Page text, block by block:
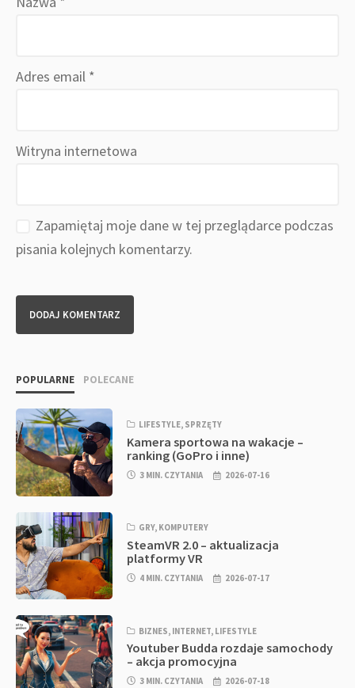
Adres email *
Witryna internetowa
Zapamiętaj moje dane w tej przeglądarce podczas
pisania kolejnych komentarzy.
POPULARNE POLECANE
LIFESTYLE, SPRZĘTY
Kamera sportowa na wakacje –
ranking (GoPro i inne)
3 MIN. CZYTANIA 2026-07-16
GRY, KOMPUTERY
SteamVR 2.0 – aktualizacja
platformy VR
4 MIN. CZYTANIA 2026-07-17
BIZNES, INTERNET, LIFESTYLE
Youtuber Budda rozdaje samochody
– akcja promocyjna
3 MIN. CZYTANIA 2026-07-18